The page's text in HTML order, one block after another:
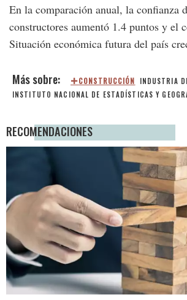
En la comparación anual, la confianza
constructores aumentó 1.4 puntos y el
Situación económica futura del país
CONSTRUCCIÓN
INDUSTRIA
INSTITUTO NACIONAL DE ESTADÍSTICAS Y
RECOMENDACIONES